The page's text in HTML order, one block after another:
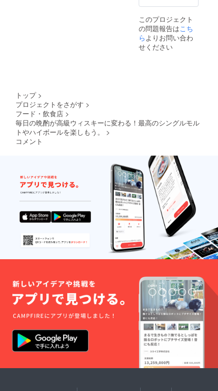
このプロジェクト
の問題報告はこち
ら よりお問い合わ
せください
トップ >
プロジェクトをさがす >
フード・飲食店 >
毎日の晩酌が高級ウィスキーに変わる！最高のシングルモル
トやハイボールを楽しもう。
>
コメント